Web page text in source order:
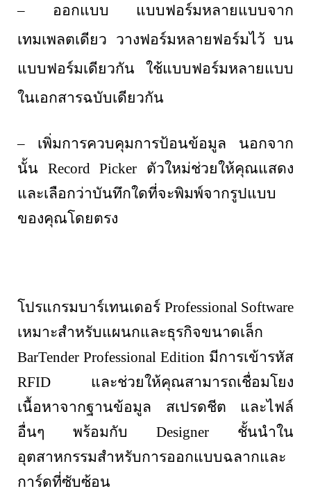
– ออกแบบ แบบฟอร์มหลายแบบจาก
เทมเพลตเดียว วางฟอร์มหลายฟอร์มไว้ บน
แบบฟอร์มเดียวกัน ใช้แบบฟอร์มหลายแบบ
ในเอกสารฉบับเดียวกัน
– เพิ่มการควบคุมการป้อนข้อมูล นอกจาก
นั้น Record Picker ตัวใหม่ช่วยให้คุณแสดง
และเลือกว่าบันทึกใดที่จะพิมพ์จากรูปแบบ
ของคุณโดยตรง
โปรแกรมบาร์เทนเดอร์ Professional Software
เหมาะสำหรับแผนกและธุรกิจขนาดเล็ก
BarTender Professional Edition มีการเข้ารหัส
RFID และช่วยให้คุณสามารถเชื่อมโยง
เนื้อหาจากฐานข้อมูล สเปรดชีต และไฟล์
อื่นๆ พร้อมกับ Designer ชั้นนำใน
อุตสาหกรรมสำหรับการออกแบบฉลากและ
การ์ดที่ซับซ้อน